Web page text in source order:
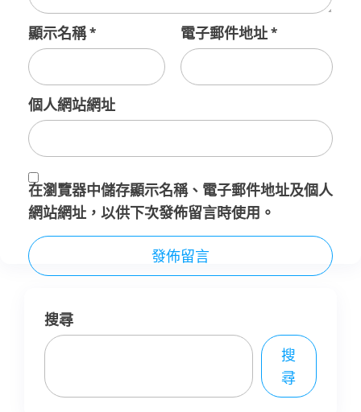
顯示名稱* 電子郵件地址*
個人網站網址
在瀏覽器中儲存顯示名稱、電子郵件地址及個人
網站網址，以供下次發佈留言時使用。
搜尋
搜
尋